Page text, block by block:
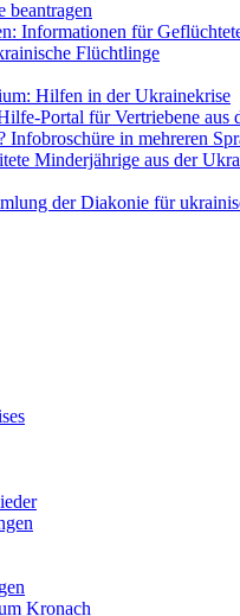
beantragen
Informationen für
Flüchtlinge
Hilfen in der Ukrainekrise
Portal für Vertriebene aus
Infobroschüre in mehreren
Minderjährige aus der
der Diakonie für
Kronach